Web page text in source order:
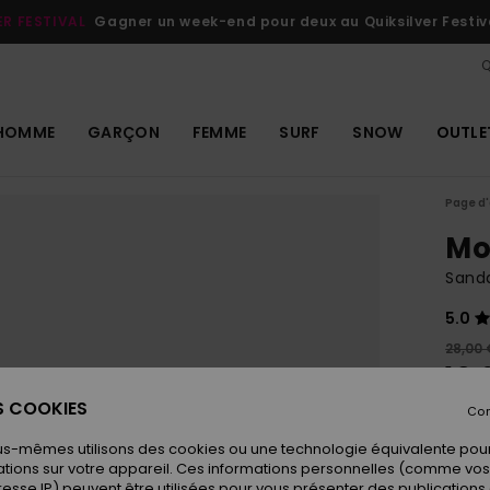
FESTIVAL Gagner un week-end pour deux au Quiksilver
GARÇON FEMME SURF SNOW
Page
5.0
28,00
COOKIES
mêmes utilisons des cookies ou une technologie équivalente
sur votre appareil. Ces informations personnelles (comme